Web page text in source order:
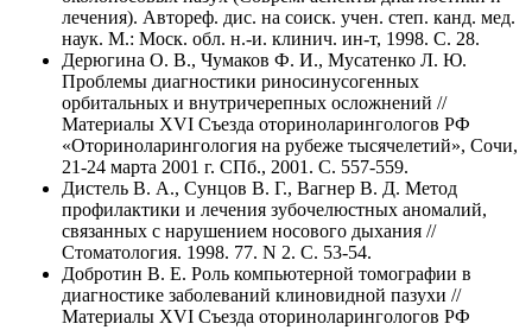
лечения). Автореф. дис. на соиск. учен. степ. канд. мед.
наук. М.: Моск. обл. н.-и. клинич. ин-т, 1998. C. 28.
Дерюгина О. В., Чумаков Ф. И., Мусатенко Л. Ю.
Проблемы диагностики риносинусогенных
орбитальных и внутричерепных осложнений //
Материалы XVI Съезда оториноларингологов РФ
«Оториноларингология на рубеже тысячелетий», Сочи,
21-24 марта 2001 г. СПб., 2001. C. 557-559.
Дистель В. А., Сунцов В. Г., Вагнер В. Д. Метод
профилактики и лечения зубочелюстных аномалий,
связанных с нарушением носового дыхания //
Стоматология. 1998. 77. N 2. C. 53-54.
Добротин В. Е. Роль компьютерной томографии в
диагностике заболеваний клиновидной пазухи //
Материалы XVI Съезда оториноларингологов РФ